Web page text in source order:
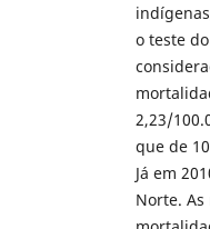
o teste
2,23/
que de
Já em
Norte.